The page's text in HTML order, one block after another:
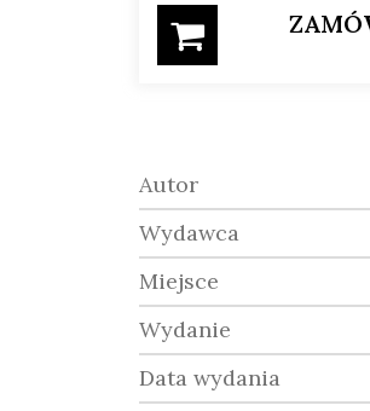
Autor
Wydawca
Miejsce
Wydanie
Data wydania